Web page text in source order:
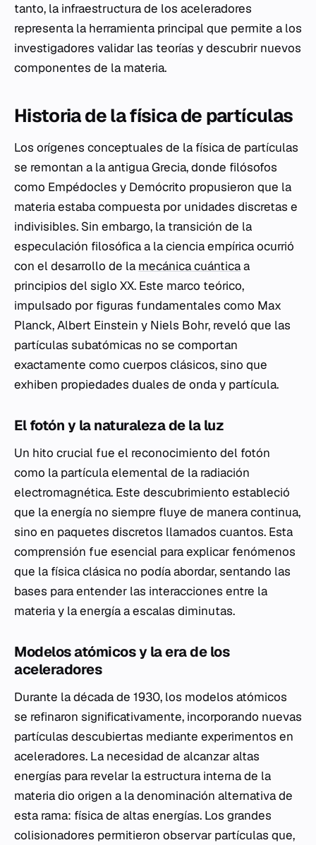
tanto, la infraestructura de los aceleradores
representa la herramienta principal que permite a los
investigadores validar las teorías y descubrir nuevos
componentes de la materia.
Historia de la física de partículas
Los orígenes conceptuales de la física de partículas
se remontan a la antigua Grecia, donde filósofos
como Empédocles y Demócrito propusieron que la
materia estaba compuesta por unidades discretas e
indivisibles. Sin embargo, la transición de la
especulación filosófica a la ciencia empírica ocurrió
con el desarrollo de la mecánica cuánticaa
principios del siglo XX. Este marco teórico,
impulsado por figuras fundamentales como Max
Planck, Albert Einstein y Niels Bohr, reveló que las
partículas subatómicas no se comportan
exactamente como cuerpos clásicos, sino que
exhiben propiedades duales de onda y partícula.
El fotón y la naturaleza de la luz
Un hito crucial fue el reconocimiento del fotón
como la partícula elemental de la radiación
electromagnética. Este descubrimiento estableció
que la energía no siempre fluye de manera continua,
sino en paquetes discretos llamados cuantos. Esta
comprensión fue esencial para explicar fenómenos
que la física clásica no podía abordar, sentando las
bases para entender las interacciones entre la
materia y la energía a escalas diminutas.
Modelos atómicos y la era de los
aceleradores
Durante la década de 1930, los modelos atómicos
se refinaron significativamente, incorporando nuevas
partículas descubiertas mediante experimentos en
aceleradores. La necesidad de alcanzar altas
energías para revelar la estructura interna de la
materia dio origen a la denominación alternativa de
esta rama: física de altas energías. Los grandes
colisionadores permitieron observar partículas que,